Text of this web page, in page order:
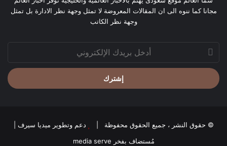
مجانا كما ننوه الى ان المقالات المعروضة لا تمثل وجهة نظر الادارة بل تمثل
وجهة نظر الكاتب
بريدك
الإلكتروني
© حقوق النشر ، جميع الحقوق محفوظة | دعم وتطوير ميديا سيرف
مُستضاف بفخر media serve